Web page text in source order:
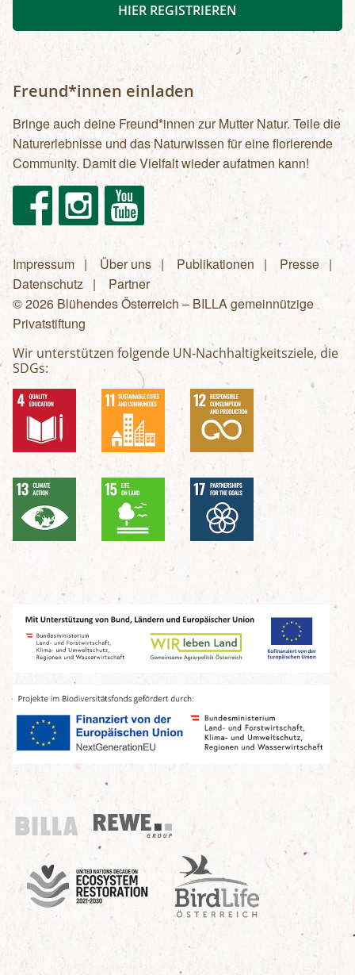
HIER REGISTRIEREN
Freund*innen einladen
Bringe auch deine Freund*innen zur Mutter Natur. Teile die
Naturerlebnisse und das Naturwissen für eine florierende
Community. Damit die Vielfalt wieder aufatmen kann!
FacebookInstagram Youtube
Fußzeilenmenü
Impressum Über uns Publikationen
Presse
Datenschutz
Partner
© 2026 Blühendes Österreich – BILLA gemeinnützige
Privatstiftung
Wir unterstützen folgende UN-Nachhaltigkeitsziele, die
SDGs:
Billa
REWE Group
UN Decade
Birdlife